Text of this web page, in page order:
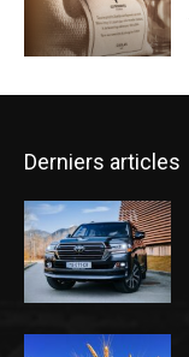
Derniers articles